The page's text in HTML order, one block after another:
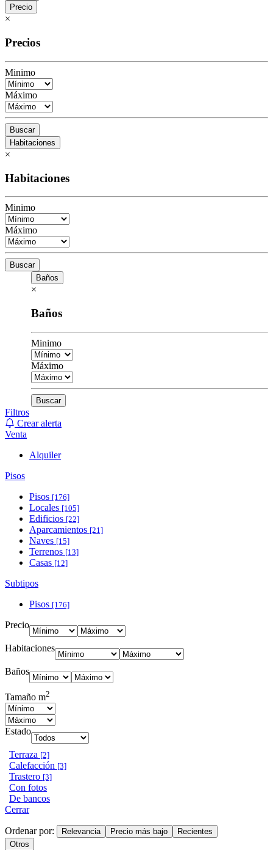
Precio
×
Precios
Minimo
Máximo
Buscar
Habitaciones
×
Habitaciones
Minimo
Máximo
Buscar
Baños
×
Baños
Minimo
Máximo
Buscar
Filtros
Crear alerta
Venta
Alquiler
Pisos
Pisos [176]
Locales [105]
Edificios [22]
Aparcamientos [21]
Naves [15]
Terrenos [13]
Casas [12]
Subtipos
Pisos [176]
Precio
Habitaciones
Baños
Tamaño m2
Estado
Terraza [2]
Calefacción [3]
Trastero [3]
Con fotos
De bancos
Cerrar
Ordenar por: Relevancia Precio más bajo
Recientes
Otros